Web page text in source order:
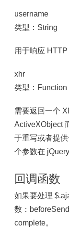
username
类型：String
用于响应 HTTP
xhr
类型：Function
需要返回一个
ActiveXObject
于重写或者提
个参数在
回调函数
如果要处理
数：
complete。